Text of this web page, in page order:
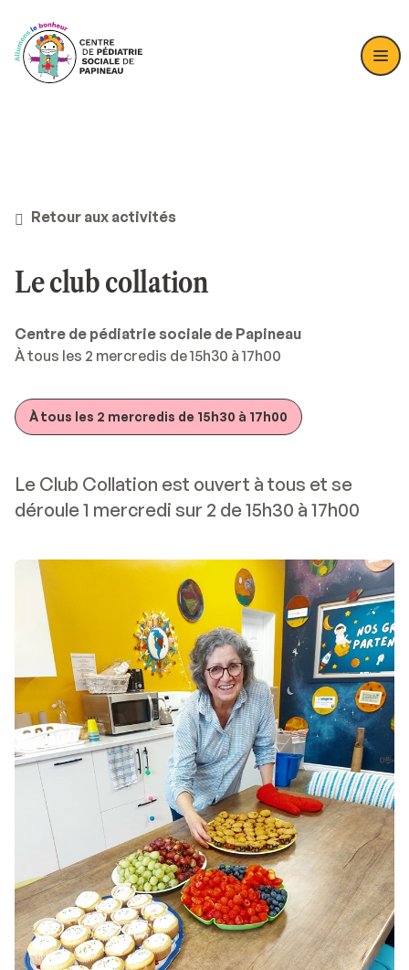
Retour aux activités
Le club collation
Centre de pédiatrie sociale de Papineau
À tous les 2 mercredis de 15h30 à 17h00
À tous les 2 mercredis de 15h30 à 17h00
Le Club Collation est ouvert à tous et se
déroule 1 mercredi sur 2 de 15h30 à 17h00